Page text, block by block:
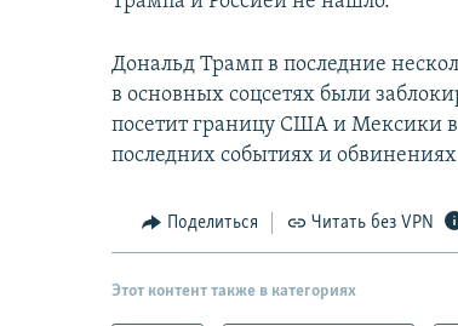
Дональд Трамп в последние
в основных соцсетях были
посетит границу США и Мексики
последних событиях и обвинениях
Поделиться Читать без VPN
Этот контент также в категориях